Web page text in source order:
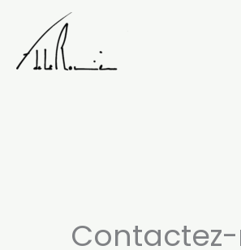
contenu